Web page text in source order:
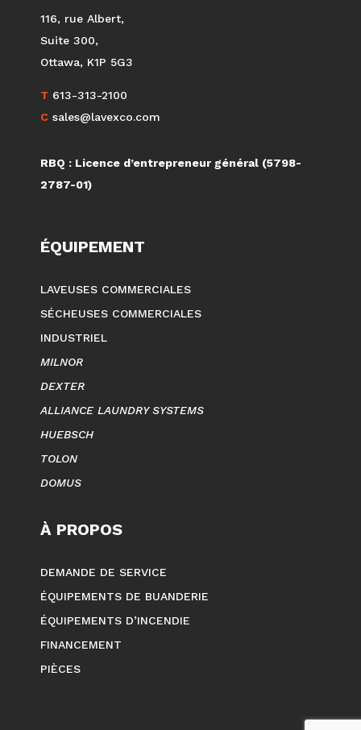
116, rue Albert,
Suite 300,
Ottawa, K1P 5G3
T 613-313-2100
C sales@lavexco.com
RBQ : Licence d’entrepreneur général (5798-
2787-01)
ÉQUIPEMENT
LAVEUSES COMMERCIALES
SÉCHEUSES COMMERCIALES
INDUSTRIEL
MILNOR
DEXTER
ALLIANCE LAUNDRY SYSTEMS
HUEBSCH
TOLON
DOMUS
À PROPOS
DEMANDE DE SERVICE
ÉQUIPEMENTS DE BUANDERIE
ÉQUIPEMENTS D’INCENDIE
FINANCEMENT
PIÈCES